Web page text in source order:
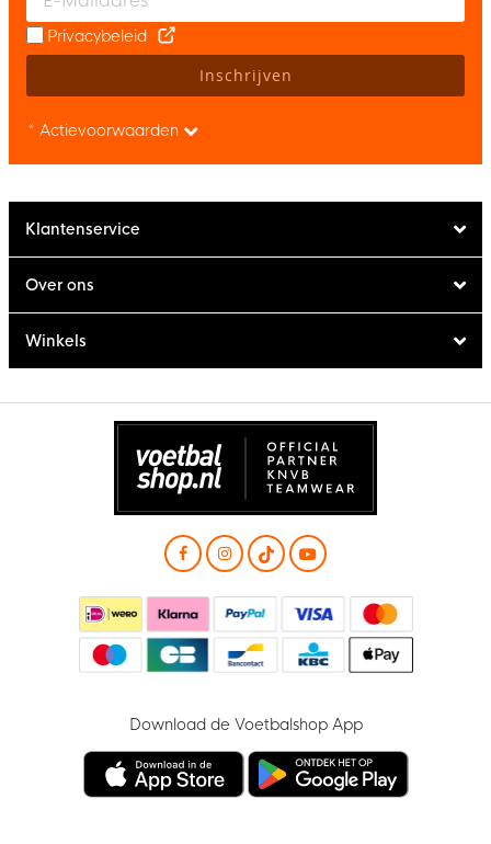
Privacybeleid
Inschrijven
* Actievoorwaarden
Klantenservice
Over ons
Winkels
Download de Voetbalshop App